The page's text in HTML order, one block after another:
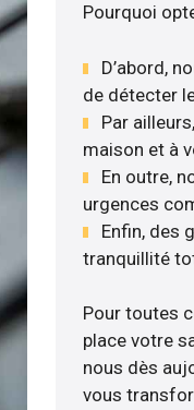
Pourquoi
D’abord,
de détecter
Par
maison et à
En outre,
urgences
Enfin, des
tranquillité
Pour toutes
place votre
nous dès
vous